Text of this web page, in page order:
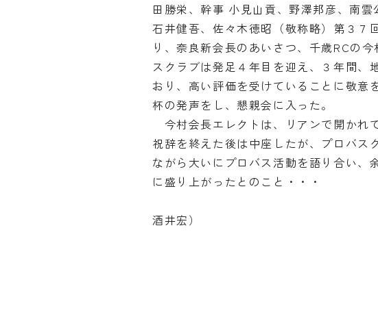
田勝栄、幹事 小見山貢、野澤邦彦、南
石井健吾、佐々木徳昭（敬称略）第３７
り、奈良新会長のあいさつ、千歳RCの
スクラブは発足４年目を迎え、３年間、
おり、高い評価を受けていることに敬意
杯の発声をし、懇親会に入った。
今村会長エレクトは、リアンで開かれ
祝辞を終えた後は中座したが、プロバス
ながら大いにプロバス活動を語り合い、
に盛り上がったとのこと・・・
（記録：
酒井宏）